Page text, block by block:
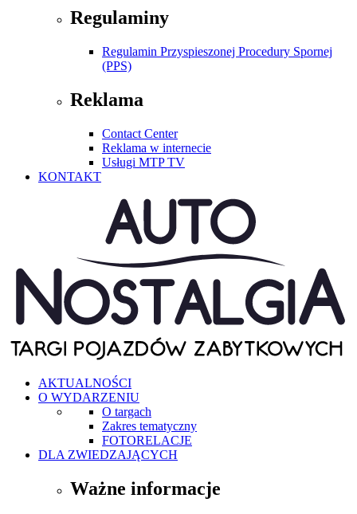
Regulaminy
Regulamin Przyspieszonej Procedury Spornej
(PPS)
Reklama
Contact Center
Reklama w internecie
Usługi MTP TV
KONTAKT
AKTUALNOŚCI
O WYDARZENIU
O targach
Zakres tematyczny
FOTORELACJE
DLA ZWIEDZAJĄCYCH
Ważne informacje